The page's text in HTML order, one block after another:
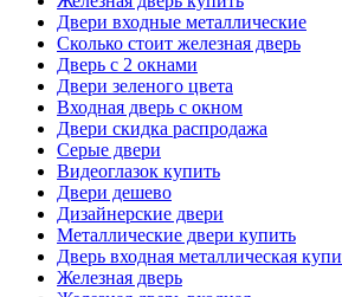
Двери входные металлические
Сколько стоит железная дверь
Дверь с 2 окнами
Двери зеленого цвета
Входная дверь с окном
Двери скидка распродажа
Серые двери
Видеоглазок купить
Двери дешево
Дизайнерские двери
Металлические двери купить
Дверь входная металлическая
Железная дверь